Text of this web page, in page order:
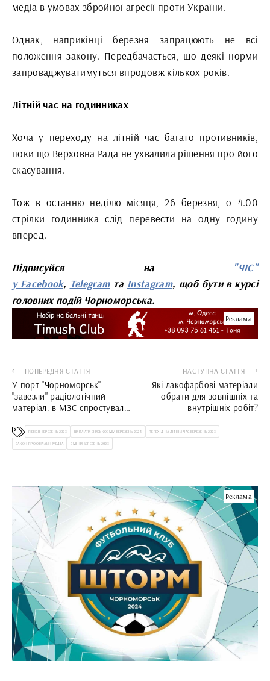
медіа в умовах збройної агресії проти України.
Однак, наприкінці березня запрацюють не всі
положення закону. Передбачається, що деякі норми
запроваджуватимуться впродовж кількох років.
Літній час на годинниках
Хоча у переходу на літній час багато противників,
поки що Верховна Рада не ухвалила рішення про його
скасування.
Тож в останню неділю місяця, 26 березня, о 4.00
стрілки годинника слід перевести на одну годину
вперед.
Підписуйся на
"ЧІС"
у Facebook, Telegram та Instagram, щоб бути в курсі
головних подій Чорноморська.
Реклама
ПОПЕРЕДНЯ СТАТТЯ
У порт "Чорноморськ"
"завезли" радіологічний
матеріал: в МЗС спростували
НАСТУПНА СТАТТЯ
Які лакофарбові матеріали
обрати для зовнішніх та
внутрішніх робіт?
ПЕНСІЇ БЕРЕЗЕНЬ 2023 ВИПЛАТИ ВІЙСЬКОВММ БЕРЕЗЕНЬ 2023 ПЕРЕХІД НА ЛІТНІЙ ЧАС БЕРЕЗЕНЬ 2023
ЗАКОН ПРО ОНЛАЙН МЕДІА ЗМІНИ БЕРЕЗЕНЬ 2023
Реклама